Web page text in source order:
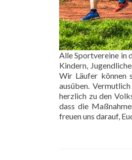
Alle Sportvereine in
Kindern,
Wir Läufer können
ausüben.
herzlich zu den
dass die
freuen uns darauf,